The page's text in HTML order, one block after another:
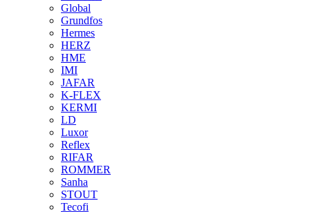
Global
Grundfos
Hermes
HERZ
HME
IMI
JAFAR
K-FLEX
KERMI
LD
Luxor
Reflex
RIFAR
ROMMER
Sanha
STOUT
Tecofi